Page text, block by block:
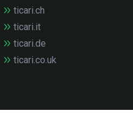
ticari.ch
ticari.it
ticari.de
ticari.co.uk